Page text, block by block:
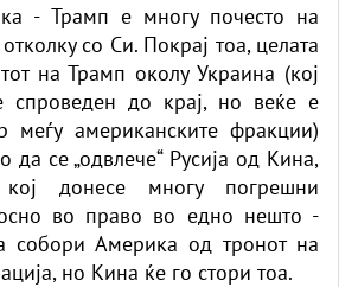
- Трамп е многу почесто на
со Си. Покрај тоа, целата
на Трамп околу Украина (кој
спроведен до крај, но веќе е
американските фракции)
да се „одвлече“ Русија од Кина,
донесе многу погрешни
во право во едно нешто -
собори Америка од тронот на
но Кина ќе го стори тоа.